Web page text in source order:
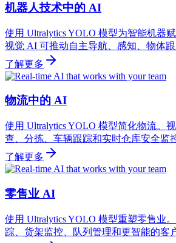
机器人技术中的 AI
使用 Ultralytics YOLO 模型为智能机器
视觉 AI 可推动自主导航、感知、物体跟
了解更多
物流中的 AI
使用 Ultralytics YOLO 模型简化物流。
查、分拣、车辆跟踪和实时仓库安全监
了解更多
零售业 AI
使用 Ultralytics YOLO 模型重塑零售业
踪、货架监控、队列管理和更智能的客